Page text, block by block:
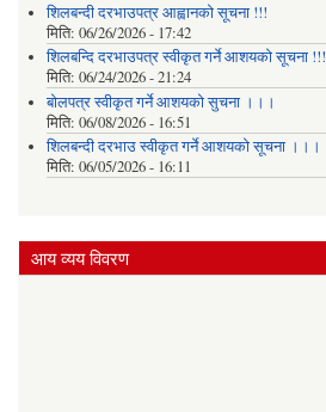
शिलबन्दी दरभाउपत्र आह्वानको सूचना !!!
मिति: 06/26/2026 - 17:42
शिलबन्दि दरभाउपत्र स्वीकृत गर्ने आशयकाे सूचना !!!
मिति: 06/24/2026 - 21:24
बोलपत्र स्वीकृत गर्ने आशयको सुचना ।।।
मिति: 06/08/2026 - 16:51
शिलबन्दी दरभाउ स्वीकृत गर्ने आशयको सूचना ।।।
मिति: 06/05/2026 - 16:11
आय व्यय विवरण